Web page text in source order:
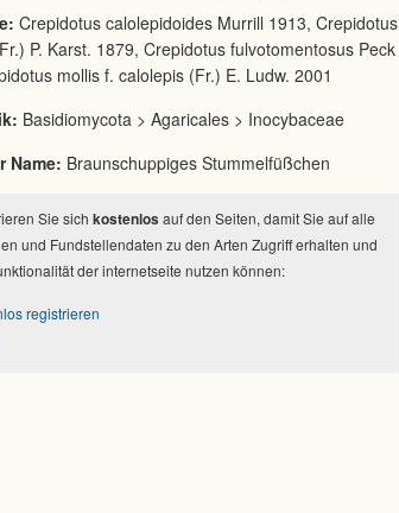
Crepidotus calolepidoides Murrill 1913, Crepidotus
P. Karst. 1879, Crepidotus fulvotomentosus Peck
mollis f. calolepis (Fr.) E. Ludw. 2001
Basidiomycota > Agaricales > Inocybaceae
Name: Braunschuppiges Stummelfüßchen
Sie sich kostenlos auf den Seiten, damit Sie auf alle
und Fundstellendaten zu den Arten Zugriff erhalten und
der internetseite nutzen können:
registrieren